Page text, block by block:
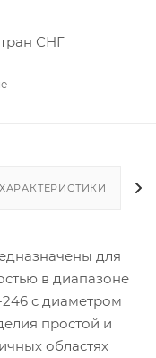
СНГ
ХАРАКТЕРИСТИКИ
для
в диапазоне
246 с диаметром
простой и
областях